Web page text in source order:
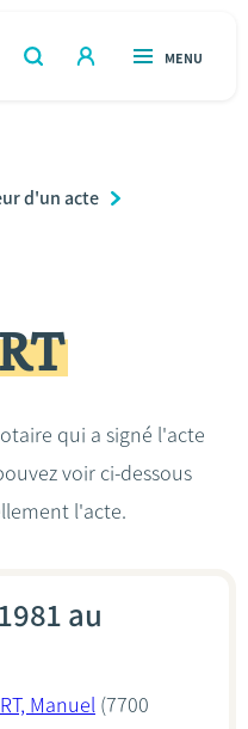
OUVERT
RECHERCHER
OUVERT
MENU
d'un acte
qui a signé l'acte
voir ci-dessous
l'acte.
au
Manuel (7700